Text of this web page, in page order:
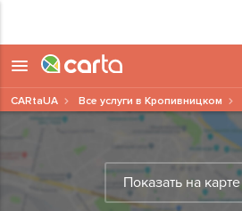
Показать на карте
CARtaUA Все услуги в Кропивницком